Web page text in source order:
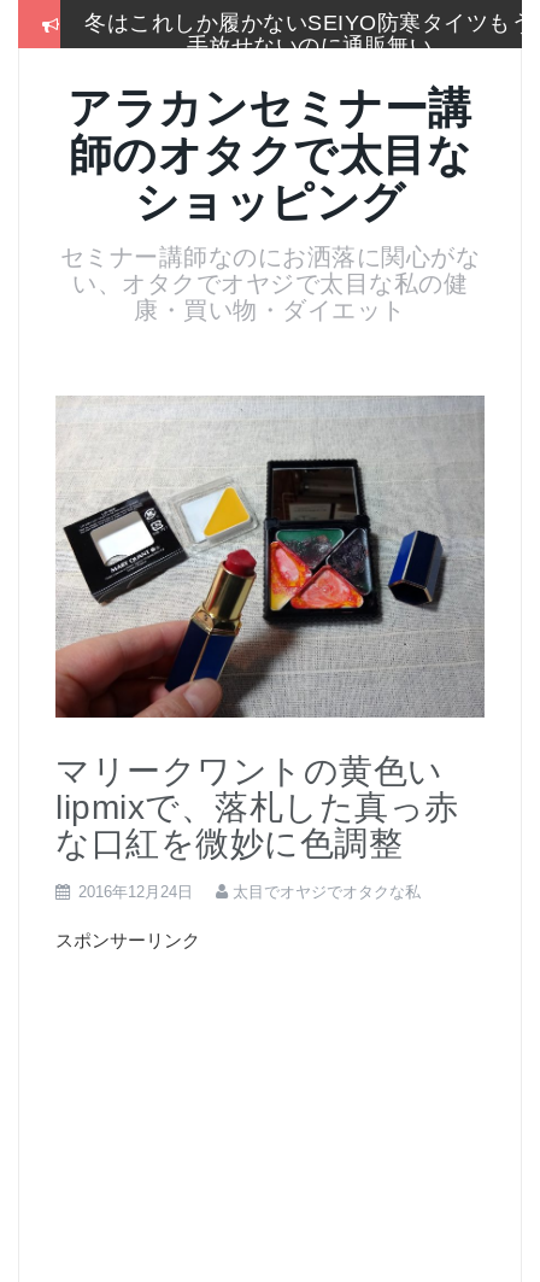
2017通販各社のおせち売れ筋ランキングをま
とめて一挙大公開
お手入れは押しちゃダメ,血管を広げてデトッ
クス美肌活性化美顔器
名刺より大きいサイズのトレカケースでアイ
スブレークカード整理
ムーンからコーム購入
マリークワントの黄色いlipmixで、落札した真
っ赤な口紅を微妙に色調整
手放せないのに通販無い
アラカンセミナー講
師のオタクで太目な
ショッピング
セミナー講師なのにお洒落に関心がな
い、オタクでオヤジで太目な私の健
康・買い物・ダイエット
マリークワントの黄色い
lipmixで、落札した真っ赤
な口紅を微妙に色調整
2016年12月24日 太目でオヤジでオタクな私
スポンサーリンク